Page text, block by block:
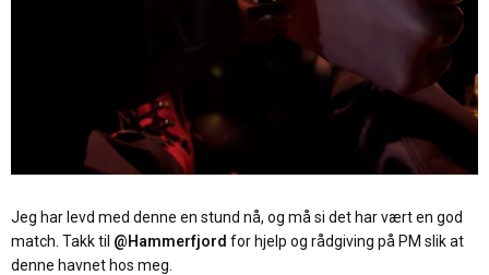
Jeg har levd med denne en stund nå, og må si det har vært en god
match. Takk til @Hammerfjord for hjelp og rådgiving på PM slik at
denne havnet hos meg.